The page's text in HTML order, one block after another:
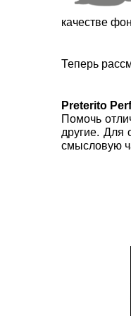
качестве
Теперь
Preterito
Помочь
другие. Для
смысловую